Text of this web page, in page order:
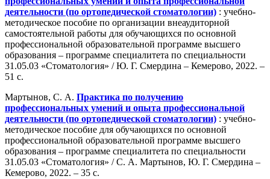
деятельности (по ортопедической стоматологии) : учебно-
методическое пособие по организации внеаудиторной
самостоятельной работы для обучающихся по основной
профессиональной образовательной программе высшего
образования – программе специалитета по специальности
31.05.03 «Стоматология» / Ю. Г. Смердина – Кемерово, 2022. –
51 с.
Мартынов, С. А. Практика по получению
профессиональных умений и опыта профессиональной
деятельности (по ортопедической стоматологии) : учебно-
методическое пособие для обучающихся по основной
профессиональной образовательной программе высшего
образования – программе специалитета по специальности
31.05.03 «Стоматология» / С. А. Мартынов, Ю. Г. Смердина –
Кемерово, 2022. – 35 с.